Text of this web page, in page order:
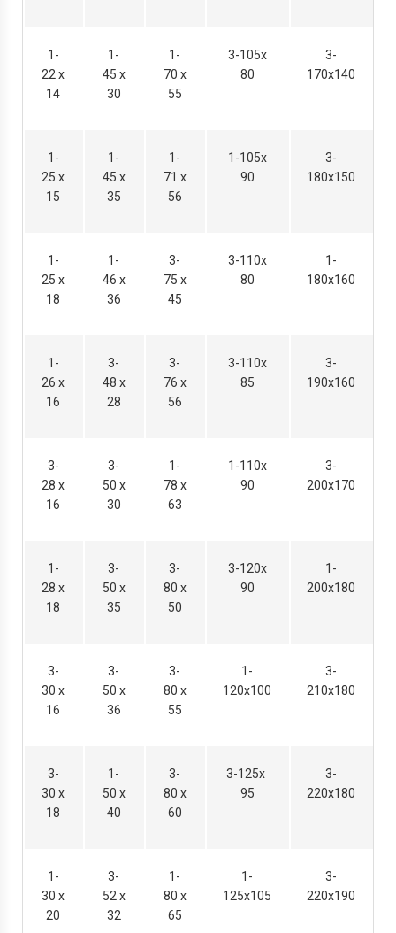
1-
22 х
14
1-
45 х
30
1-
70 х
55
3-105х
80
3-
170х140
1-
25 х
15
1-
45 х
35
1-
71 х
56
1-105х
90
3-
180х150
1-
25 х
18
1-
46 х
36
3-
75 х
45
3-110х
80
1-
180х160
1-
26 х
16
3-
48 х
28
3-
76 х
56
3-110х
85
3-
190х160
3-
28 х
16
3-
50 х
30
1-
78 х
63
1-110х
90
3-
200х170
1-
28 х
18
3-
50 х
35
3-
80 х
50
3-120х
90
1-
200х180
3-
30 х
16
3-
50 х
36
3-
80 х
55
1-
120х100
3-
210х180
3-
30 х
18
1-
50 х
40
3-
80 х
60
3-125х
95
3-
220х180
1-
30 х
20
3-
52 х
32
1-
80 х
65
1-
125х105
3-
220х190